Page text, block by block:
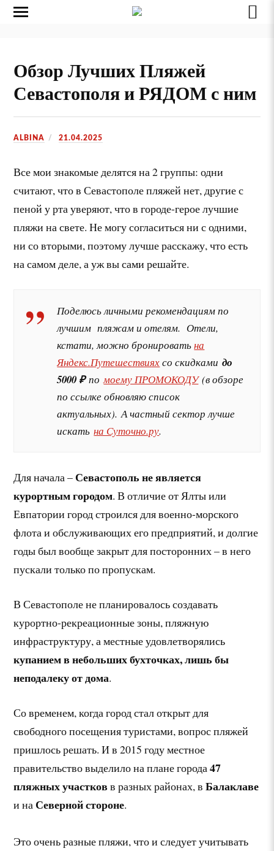
Обзор Лучших Пляжей
Севастополя и РЯДОМ с ним
ALBINA 21.04.2025
Все мои знакомые делятся на 2 группы: одни
считают, что в Севастополе пляжей нет, другие с
пеной у рта уверяют, что в городе-герое лучшие
пляжи на свете. Не могу согласиться ни с одними,
ни со вторыми, поэтому лучше расскажу, что есть
на самом деле, а уж вы сами решайте.
Поделюсь личными рекомендациям по
лучшим пляжам и отелям. Отели,
кстати, можно бронироватьна
Яндекс.Путешествияхсо скидкамидо
5000 ₽по моему ПРОМОКОДУ(в обзоре
по ссылке обновляю список
актуальных). А частный сектор лучше
искатьна Суточно.ру.
Для начала – Севастополь не является
курортным городом. В отличие от Ялты или
Евпатории город строился для военно-морского
флота и обслуживающих его предприятий, и долгие
годы был вообще закрыт для посторонних – в него
пускали только по пропускам.
В Севастополе не планировалось создавать
курортно-рекреационные зоны, пляжную
инфраструктуру, а местные удовлетворялись
купанием в небольших бухточках, лишь бы
неподалеку от дома.
Со временем, когда город стал открыт для
свободного посещения туристами, вопрос пляжей
пришлось решать. И в 2015 году местное
правительство выделило на плане города47
пляжных участковв разных районах, в Балаклаве
и на Северной стороне.
Это очень разные пляжи, что и следует учитывать